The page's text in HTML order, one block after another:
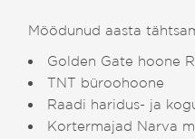
Möödunud aasta
Golden Gate hoone
TNT büroohoone
Raadi haridus- ja
Kortermajad Narva